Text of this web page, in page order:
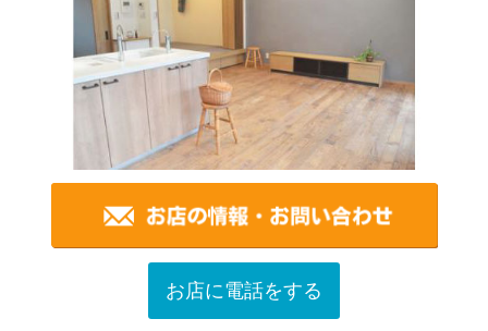
お店に電話をする